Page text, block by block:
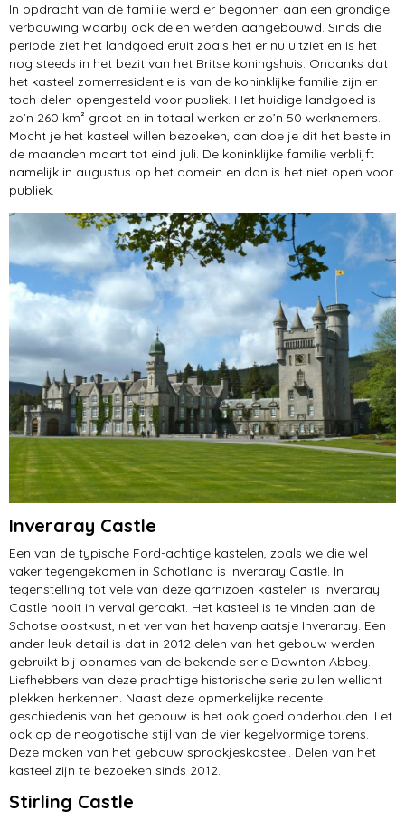
In opdracht van de familie werd er begonnen aan een grondige
verbouwing waarbij ook delen werden aangebouwd. Sinds die
periode ziet het landgoed eruit zoals het er nu uitziet en is het
nog steeds in het bezit van het Britse koningshuis. Ondanks dat
het kasteel zomerresidentie is van de koninklijke familie zijn er
toch delen opengesteld voor publiek. Het huidige landgoed is
zo’n 260 km² groot en in totaal werken er zo’n 50 werknemers.
Mocht je het kasteel willen bezoeken, dan doe je dit het beste in
de maanden maart tot eind juli. De koninklijke familie verblijft
namelijk in augustus op het domein en dan is het niet open voor
publiek.
Inveraray Castle
Een van de typische Ford-achtige kastelen, zoals we die wel
vaker tegengekomen in Schotland is Inveraray Castle. In
tegenstelling tot vele van deze garnizoen kastelen is Inveraray
Castle nooit in verval geraakt. Het kasteel is te vinden aan de
Schotse oostkust, niet ver van het havenplaatsje Inveraray. Een
ander leuk detail is dat in 2012 delen van het gebouw werden
gebruikt bij opnames van de bekende serie Downton Abbey.
Liefhebbers van deze prachtige historische serie zullen wellicht
plekken herkennen. Naast deze opmerkelijke recente
geschiedenis van het gebouw is het ook goed onderhouden. Let
ook op de neogotische stijl van de vier kegelvormige torens.
Deze maken van het gebouw sprookjeskasteel. Delen van het
kasteel zijn te bezoeken sinds 2012.
Stirling Castle